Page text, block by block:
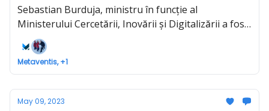
NFTime #31
Sebastian Burduja, ministru în funcție al
Ministerului Cercetării, Inovării și Digitalizării a fost
cel care a anunțat data NFT Bucharest main event,
în aplauzele tuturor.
Metaventis, +1
May 09, 2023